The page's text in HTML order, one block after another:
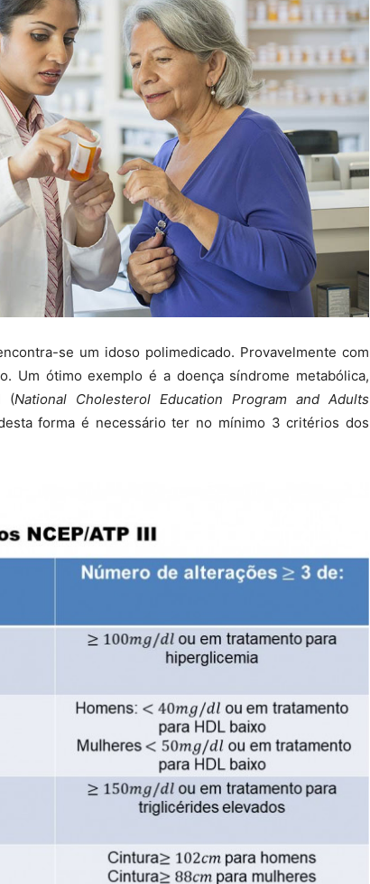
se um idoso polimedicado. Provavelmente com
Um ótimo exemplo é a doença síndrome metabólica,
(National Cholesterol Education Program and Adults
forma é necessário ter no mínimo 3 critérios dos